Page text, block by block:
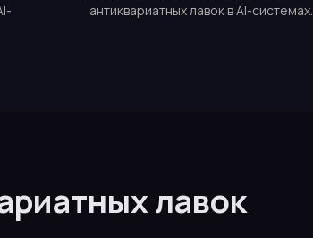
антиквариатных лавок в AI-системах.
лавок